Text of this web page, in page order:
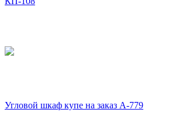
Угловой шкаф купе на заказ А-779